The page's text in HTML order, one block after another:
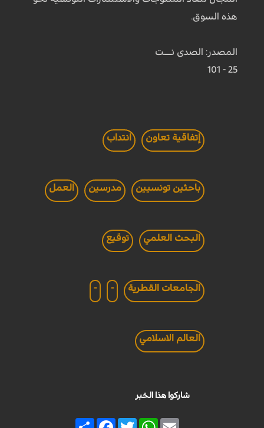
هذه السوق.
المصدر: الصدى نـــت
25 - 101
إتفاقية تعاون انتداب
باحثين تونسيين مدرسين العمل
البحث العلمي توقيع
الجامعات القطرية -
-
العالم الاسلامي
شاركوا هذا الخبر
Share
FacebookTwitter
WhatsAppEmail